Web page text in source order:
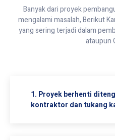
Banyak dari proyek
mengalami masalah, Berikut
yang sering terjadi dalam
ataupun
1. Proyek berhenti
kontraktor dan tukang